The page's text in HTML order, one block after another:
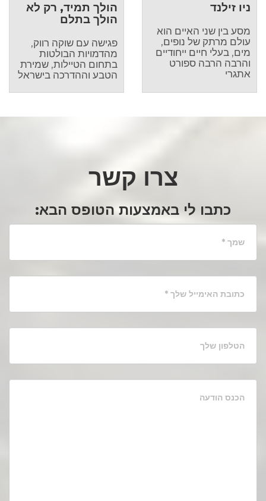
ניו זילנד
מסע בין שני האיים הוא
עולם מרתק של נופים,
מים, בעלי חיים ייחודיים
והרבה הרבה ספורט
אתגרי
הולך תמיד, רק לא
הולך בתלם
פגישה עם שוקה רווק,
מהדמויות הבולטות
בתחום הטיילות, שמירת
הטבע וההדרכה בישראל
צרו קשר
כתבו לי באמצעות הטופס הבא: